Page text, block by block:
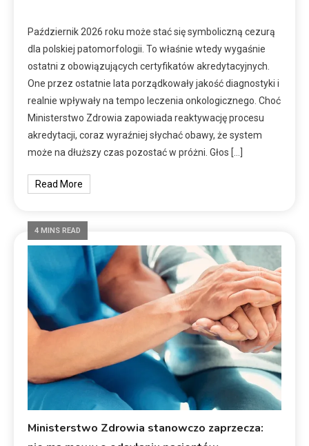
Październik 2026 roku może stać się symboliczną cezurą
dla polskiej patomorfologii. To właśnie wtedy wygaśnie
ostatni z obowiązujących certyfikatów akredytacyjnych.
One przez ostatnie lata porządkowały jakość diagnostyki i
realnie wpływały na tempo leczenia onkologicznego. Choć
Ministerstwo Zdrowia zapowiada reaktywację procesu
akredytacji, coraz wyraźniej słychać obawy, że system
może na dłuższy czas pozostać w próżni. Głos […]
Read More
4 MINS READ
Ministerstwo Zdrowia stanowczo zaprzecza: